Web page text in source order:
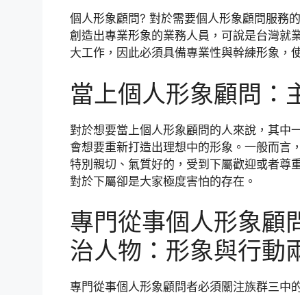
個人形象顧問? 對於需要個人形象顧問服務
創造出專業形象的業務人員，可說是台灣就
大工作，因此必須具備專業性與幹練形象，
當上個人形象顧問：
對於想要當上個人形象顧問的人來說，其中
會想要重新打造出理想中的形象。一般而言
特別親切、氣質好的，受到下屬歡迎或者尊
對於下屬卻是大家極度害怕的存在。
專門從事個人形象顧
治人物：形象與行動
專門從事個人形象顧問者必須關注族群三中